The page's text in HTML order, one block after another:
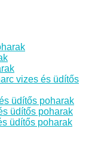
vizes és üdítős
üdítős poharak
üdítős poharak
üdítős poharak